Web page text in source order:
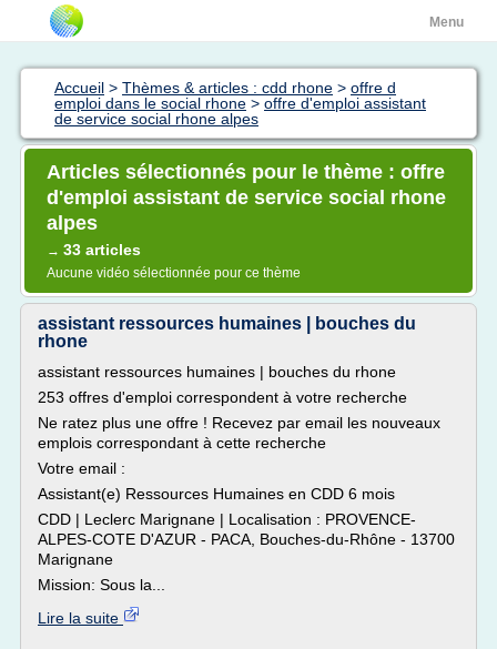
Menu
Accueil > Thèmes & articles : cdd rhone > offre d
emploi dans le social rhone > offre d'emploi assistant
de service social rhone alpes
Articles sélectionnés pour le thème : offre
d'emploi assistant de service social rhone
alpes
→ 33 articles
Aucune vidéo sélectionnée pour ce thème
assistant ressources humaines | bouches du
rhone
assistant ressources humaines | bouches du rhone
253 offres d'emploi correspondent à votre recherche
Ne ratez plus une offre ! Recevez par email les nouveaux
emplois correspondant à cette recherche
Votre email :
Assistant(e) Ressources Humaines en CDD 6 mois
CDD | Leclerc Marignane | Localisation : PROVENCE-
ALPES-COTE D'AZUR - PACA, Bouches-du-Rhône - 13700
Marignane
Mission: Sous la...
Lire la suite